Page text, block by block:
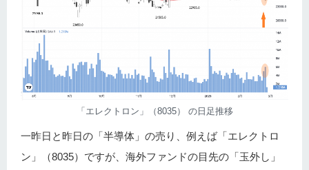
「エレクトロン」（8035） の日足推移
一昨日と昨日の「半導体」の売り、例えば「エレクトロ
ン」（8035）ですが、海外ファンドの目先の「玉外し」